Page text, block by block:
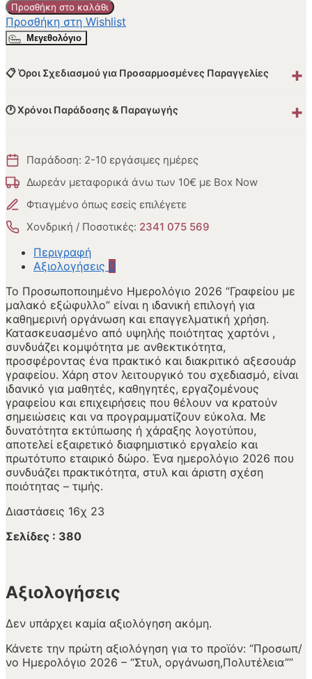
Προσθήκη στο καλάθι
Προσθήκη στη Wishlist
Μεγεθολόγιο
📋 Όροι Σχεδιασμού για Προσαρμοσμένες Παραγγελίες +
🕐 Χρόνοι Παράδοσης & Παραγωγής +
Παράδοση: 2-10 εργάσιμες ημέρες
Δωρεάν μεταφορικά άνω των 10€ με Box Now
Φτιαγμένο όπως εσείς επιλέγετε
Χονδρική / Ποσοτικές: 2341 075 569
Περιγραφή
Αξιολογήσεις 0
Το Προσωποποιημένο Ημερολόγιο 2026 “Γραφείου με
μαλακό εξώφυλλο” είναι η ιδανική επιλογή για
καθημερινή οργάνωση και επαγγελματική χρήση.
Κατασκευασμένο από υψηλής ποιότητας χαρτόνι ,
συνδυάζει κομψότητα με ανθεκτικότητα,
προσφέροντας ένα πρακτικό και διακριτικό αξεσουάρ
γραφείου. Χάρη στον λειτουργικό του σχεδιασμό, είναι
ιδανικό για μαθητές, καθηγητές, εργαζομένους
γραφείου και επιχειρήσεις που θέλουν να κρατούν
σημειώσεις και να προγραμματίζουν εύκολα. Με
δυνατότητα εκτύπωσης ή χάραξης λογοτύπου,
αποτελεί εξαιρετικό διαφημιστικό εργαλείο και
πρωτότυπο εταιρικό δώρο. Ένα ημερολόγιο 2026 που
συνδυάζει πρακτικότητα, στυλ και άριστη σχέση
ποιότητας – τιμής.
Διαστάσεις 16χ 23
Σελίδες : 380
Αξιολογήσεις
Δεν υπάρχει καμία αξιολόγηση ακόμη.
Κάνετε την πρώτη αξιολόγηση για το προϊόν: “Προσωπ/
νο Ημερολόγιο 2026 – “Στυλ, οργάνωση,Πολυτέλεια””